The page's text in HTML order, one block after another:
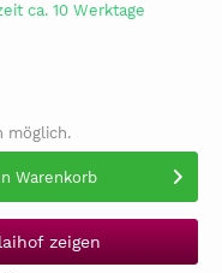
ca. 10 Werktage
möglich.
Warenkorb
zeigen